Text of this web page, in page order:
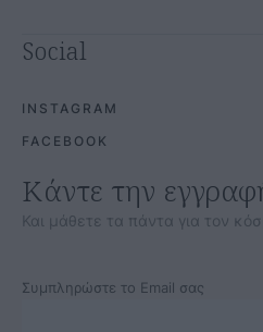
Social
INSTAGRAM
FACEBOOK
Κάντε την
Και μάθετε τα πάντα για τον
Συμπληρώστε το Email σας